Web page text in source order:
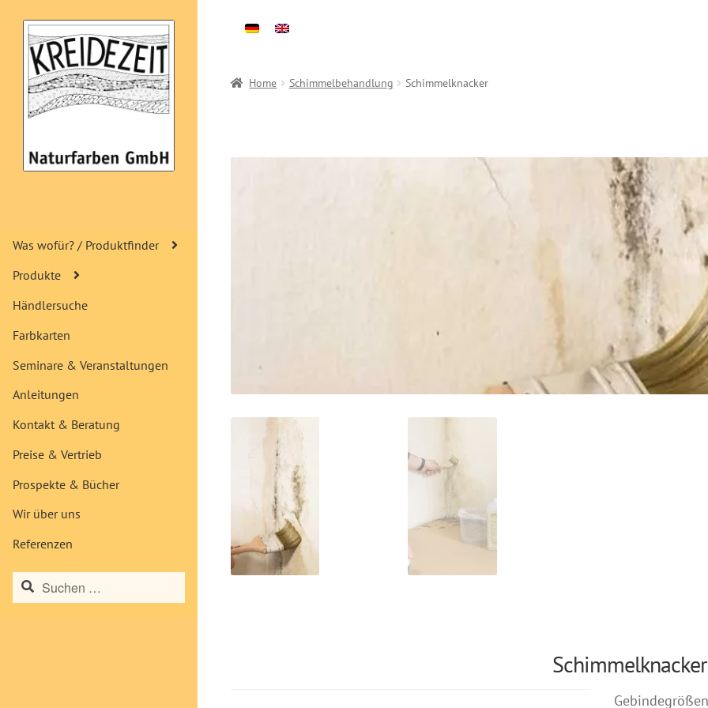
Navigation
springen
Inhalt
springen
Was wofür? / Produktfinder
Produkte
Händlersuche
Farbkarten
Seminare & Veranstaltungen
Anleitungen
Kontakt & Beratung
Preise & Vertrieb
Prospekte & Bücher
Wir über uns
Referenzen
Suchen
nach:
Home Schimmelbehandlung Schimmelknacker
Schimmelknacker
Gebindegrößen